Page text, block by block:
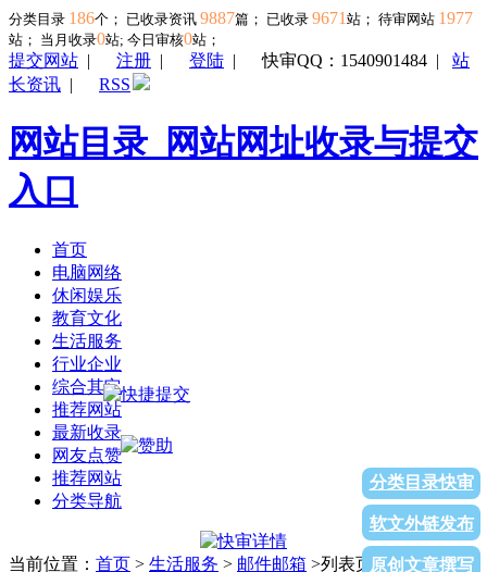
分类目录 186个； 已收录资讯 9887篇； 已收录 9671 站； 待审网站 1977
站； 当月收录0站; 今日审核0站；
提交网站 | 注册 | 登陆 |快审QQ：1540901484 | 站
长资讯 | RSS
网站目录_网站网址收录与提交
入口
首页
电脑网络
休闲娱乐
教育文化
生活服务
行业企业
综合其它
推荐网站
最新收录
网友点赞
推荐网站
分类导航
分类目录快审
软文外链发布
原创文章撰写
当前位置： 首页 > 生活服务 > 邮件邮箱 >列表页面1超大现代